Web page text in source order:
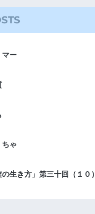
マー
ちゃ
生き方」第三十回（１０）